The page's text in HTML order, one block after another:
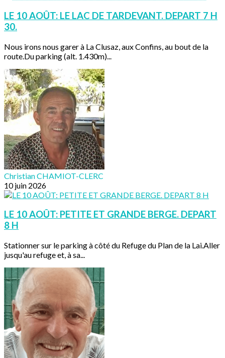
LE 10 AOÛT: LE LAC DE TARDEVANT. DEPART 7 H
30.
Nous irons nous garer à La Clusaz, aux Confins, au bout de la
route.Du parking (alt. 1.430m)...
Christian CHAMIOT-CLERC
10 juin 2026
LE 10 AOÛT: PETITE ET GRANDE BERGE. DEPART
8 H
Stationner sur le parking à côté du Refuge du Plan de la Lai.Aller
jusqu'au refuge et, à sa...